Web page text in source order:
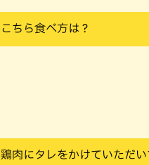
こちら食べ方は？
鶏肉にタレをかけていただ